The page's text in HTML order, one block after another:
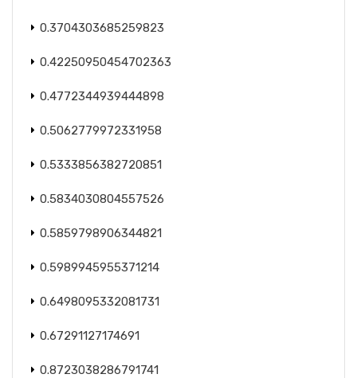
0.3704303685259823
0.42250950454702363
0.4772344939444898
0.5062779972331958
0.5333856382720851
0.5834030804557526
0.5859798906344821
0.5989945955371214
0.6498095332081731
0.67291127174691
0.8723038286791741